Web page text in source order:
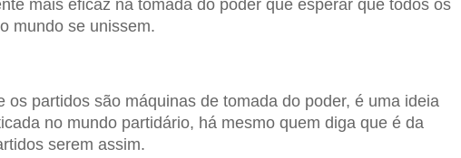
mais eficaz na tomada do poder que esperar que todos os
mundo se unissem.
os partidos são máquinas de tomada do poder, é uma ideia
no mundo partidário, há mesmo quem diga que é da
serem assim.